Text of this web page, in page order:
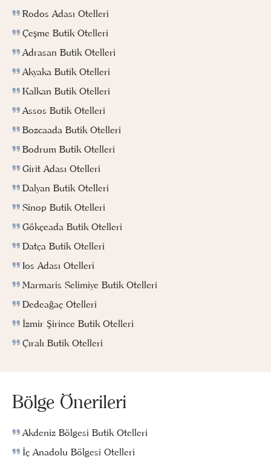
Rodos Adası Otelleri
Çeşme Butik Otelleri
Adrasan Butik Otelleri
Akyaka Butik Otelleri
Kalkan Butik Otelleri
Assos Butik Otelleri
Bozcaada Butik Otelleri
Bodrum Butik Otelleri
Girit Adası Otelleri
Dalyan Butik Otelleri
Sinop Butik Otelleri
Gökçeada Butik Otelleri
Datça Butik Otelleri
Ios Adası Otelleri
Marmaris Selimiye Butik Otelleri
Dedeağaç Otelleri
İzmir Şirince Butik Otelleri
Çıralı Butik Otelleri
Bölge Önerileri
Akdeniz Bölgesi Butik Otelleri
İç Anadolu Bölgesi Otelleri